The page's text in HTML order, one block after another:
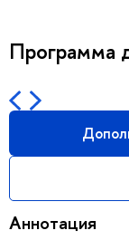
Программа
Аннотация